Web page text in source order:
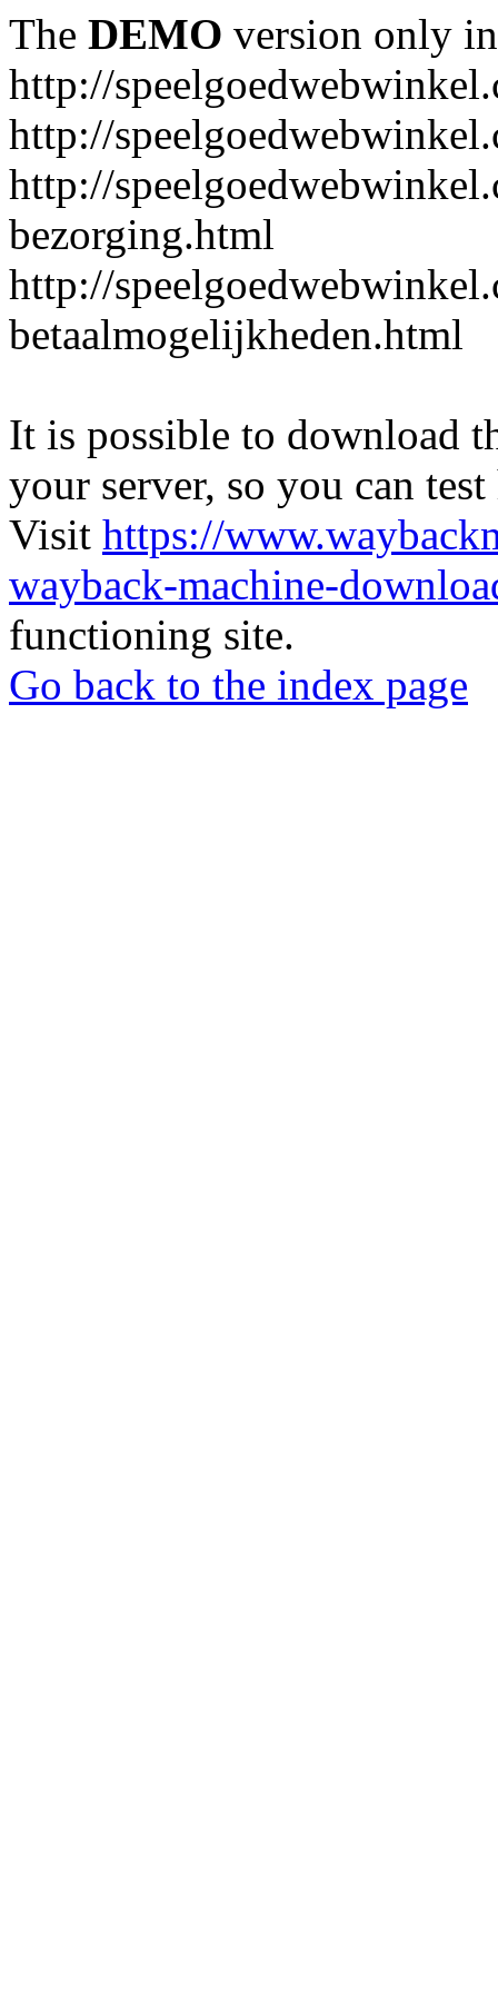
The DEMO version only
http://
http://
http://
bezorging.html
http://
betaalmogelijkheden.html
It is possible to download
your server, so you can
Visit https://
wayback-machine-
functioning site.
Go back to the index page